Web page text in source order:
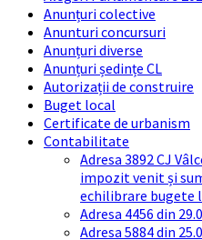
Anunțuri colective
Anunturi concursuri
Anunțuri diverse
Anunțuri ședințe CL
Autorizații de construire
Buget local
Certificate de urbanism
Contabilitate
Adresa 3892 CJ
impozit venit și
echilibrare bugete
Adresa 4456 din
Adresa 5884 din